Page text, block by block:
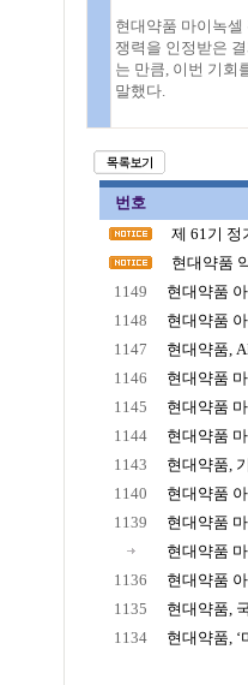
현대약품 마이녹셀
쟁력을 인정받은
는 만큼, 이번 기회
말했다.
번호
제 61기 정
현대약품
1149
현대약품
1148
현대약품
1147
현대약품,
1146
현대약품
1145
현대약품
1144
현대약품
1143
현대약품,
1140
현대약품
1139
현대약품
현대약품
1136
현대약품
1135
현대약품,
1134
현대약품,